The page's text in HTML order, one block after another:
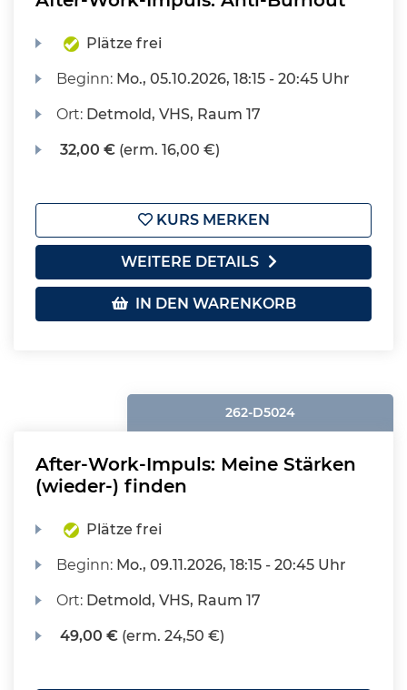
Plätze frei
Beginn: Mo., 05.10.2026, 18:15 - 20:45 Uhr
Ort: Detmold, VHS, Raum 17
32,00 € (erm. 16,00 €)
KURS MERKEN
WEITERE DETAILS
IN DEN WARENKORB
262-D5024
After-Work-Impuls: Meine Stärken
(wieder-) finden
Plätze frei
Beginn: Mo., 09.11.2026, 18:15 - 20:45 Uhr
Ort: Detmold, VHS, Raum 17
49,00 € (erm. 24,50 €)